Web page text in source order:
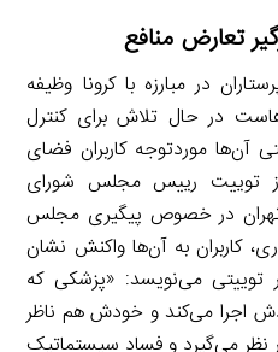
تعارض منافع
در مبارزه با کرونا وظیفه
در حال تلاش برای کنترل
موردتوجه کاربران فضای
توییت رییس مجلس شورای
تهران در خصوص پیگیری مجلس
کاربران به آن‌ها واکنش نشان
توییتی می‌نویسد: «پزشکی که
اجرا می‌کند و خودش هم ناظر
می‌گیرد و فساد سیستماتیک